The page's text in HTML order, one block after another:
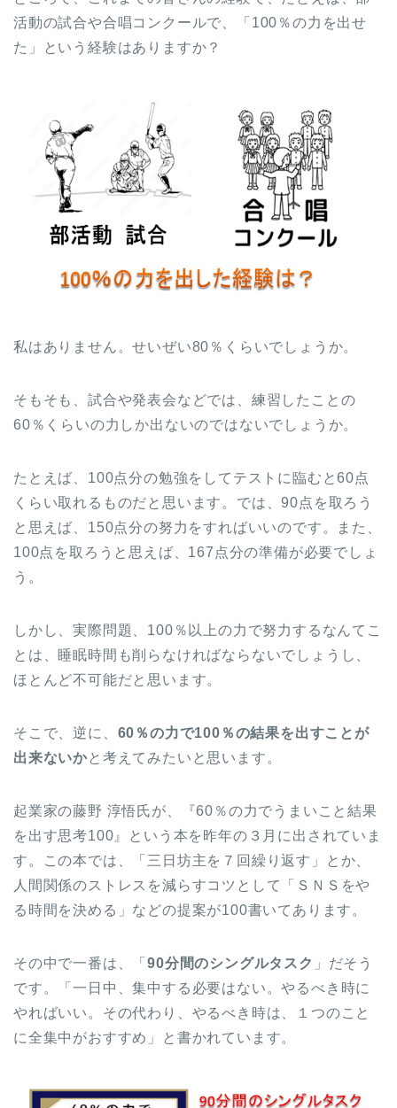
活動の試合や合唱コンクールで、「100％の力を出せ
た」という経験はありますか？
私はありません。せいぜい80％くらいでしょうか。
そもそも、試合や発表会などでは、練習したことの
60％くらいの力しか出ないのではないでしょうか。
たとえば、100点分の勉強をしてテストに臨むと60点
くらい取れるものだと思います。では、90点を取ろう
と思えば、150点分の努力をすればいいのです。また、
100点を取ろうと思えば、167点分の準備が必要でしょ
う。
しかし、実際問題、100％以上の力で努力するなんてこ
とは、睡眠時間も削らなければならないでしょうし、
ほとんど不可能だと思います。
そこで、逆に、 60％の力で100％の結果を出すことが
出来ないかと考えてみたいと思います。
起業家の藤野 淳悟氏が、『60％の力でうまいこと結果
を出す思考100』という本を昨年の３月に出されていま
す。この本では、「三日坊主を７回繰り返す」とか、
人間関係のストレスを減らすコツとして「ＳＮＳをや
る時間を決める」などの提案が100書いてあります。
その中で一番は、「90分間のシングルタスク 」だそう
です。「一日中、集中する必要はない。やるべき時に
やればいい。その代わり、やるべき時は、１つのこと
に全集中がおすすめ」と書かれています。